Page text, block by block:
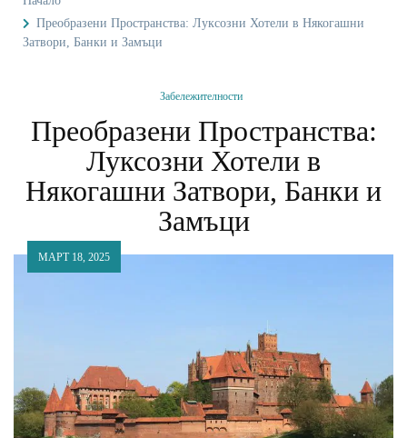
Преобразени Пространства: Луксозни Хотели в Някогашни
Затвори, Банки и Замъци
Забележителности
Преобразени Пространства:
Луксозни Хотели в
Някогашни Затвори, Банки и
Замъци
МАРТ 18, 2025